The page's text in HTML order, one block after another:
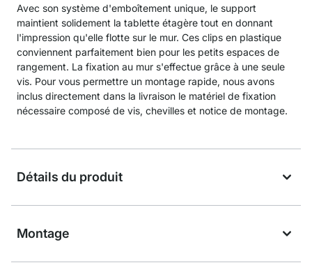
Avec son système d'emboîtement unique, le support
maintient solidement la tablette étagère tout en donnant
l'impression qu'elle flotte sur le mur. Ces clips en plastique
conviennent parfaitement bien pour les petits espaces de
rangement. La fixation au mur s'effectue grâce à une seule
vis. Pour vous permettre un montage rapide, nous avons
inclus directement dans la livraison le matériel de fixation
nécessaire composé de vis, chevilles et notice de montage.
Détails du produit
Montage